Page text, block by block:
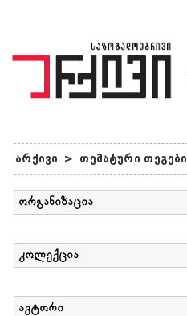
არქივი > თემატური თეგები
ორგანიზაცია
კოლექცია
ავტორი